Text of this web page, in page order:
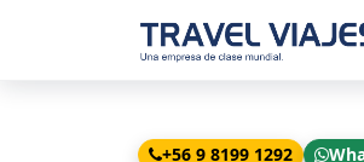
+56 9 8199 1292